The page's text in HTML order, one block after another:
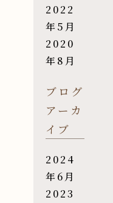
2022
年5月
2020
年8月
ブログ
アーカ
イブ
2024
年6月
2023